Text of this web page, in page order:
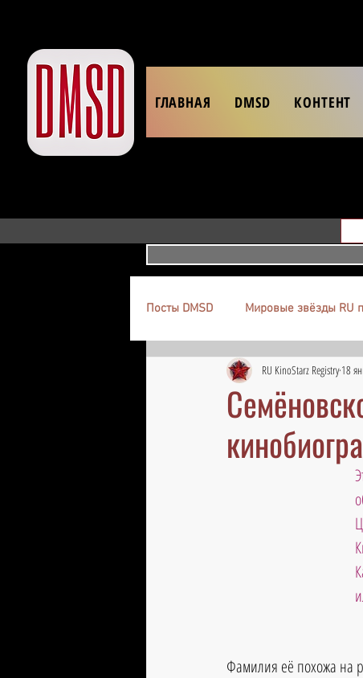
ГЛАВНАЯ DMSD КОНТЕНТ
Посты DMSD Мировые звёзды RU
RU KinoStarz Registry 18
Фамилия её похожа на